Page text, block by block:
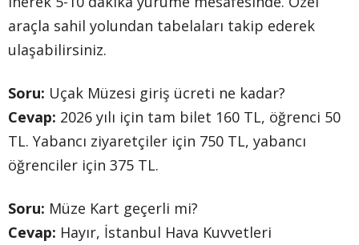
araçla sahil yolundan tabelaları takip ederek
ulaşabilirsiniz.
Soru: Uçak Müzesi giriş ücreti ne kadar?
Cevap: 2026 yılı için tam bilet 160 TL, öğrenci 50
TL. Yabancı ziyaretçiler için 750 TL, yabancı
öğrenciler için 375 TL.
Soru: Müze Kart geçerli mi?
Cevap: Hayır, İstanbul Hava Kuvvetleri